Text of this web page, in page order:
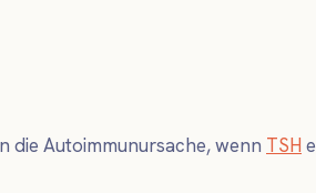
die Autoimmunursache, wenn TSH